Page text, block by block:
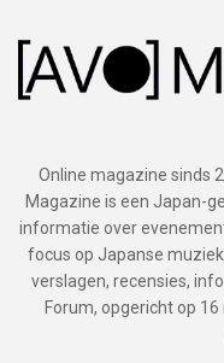
Online magazine sinds
Magazine is een Japan-
informatie over
focus op Japanse
verslagen, recensies,
Forum, opgericht op